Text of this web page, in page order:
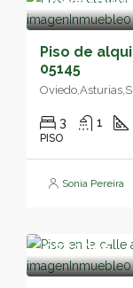
Piso de
05145
3 1
PISO
Sonia Pereira
337,500€